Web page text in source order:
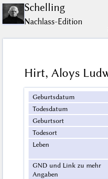
Schelling
Nachlass-Edition
Hirt, Aloys
Geburtsdatum
Todesdatum
Geburtsort
Todesort
Leben
GND und Link zu mehr
Angaben